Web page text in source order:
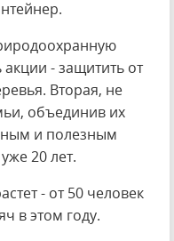
- защитить от
Вторая, не
объединив их
и полезным
20 лет.
- от 50 человек
в этом году.